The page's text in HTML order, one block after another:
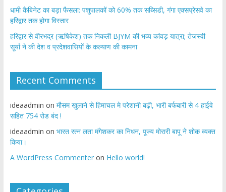
​धामी कैबिनेट का बड़ा फैसला: पशुपालकों को 60% तक सब्सिडी, गंगा एक्सप्रेसवे का
हरिद्वार तक होगा विस्तार
​हरिद्वार से वीरभद्र (ऋषिकेश) तक निकली BJYM की भव्य कांवड़ यात्रा; तेजस्वी
सूर्या ने की देश व प्रदेशवासियों के कल्याण की कामना
Recent Comments
ideaadmin on मौसम खुलाने से हिमाचल मे परेशानी बढ़ी, भारी बर्फबारी से 4 हाईवे
सहित 754 रोड बंद !
ideaadmin on भारत रत्न लता मंगेशकर का निधन, पूज्य मोरारी बापू ने शोक व्यक्त
किया।
A WordPress Commenteron Hello world!